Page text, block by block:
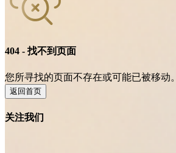
404 - 找不到页面
您所寻找的页面不存在或可能已被移动。
返回首页
关注我们